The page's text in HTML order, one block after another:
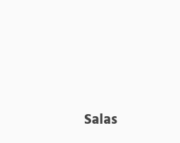
Salas